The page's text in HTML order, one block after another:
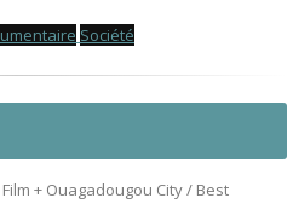
Société
+ Ouagadougou City / Best